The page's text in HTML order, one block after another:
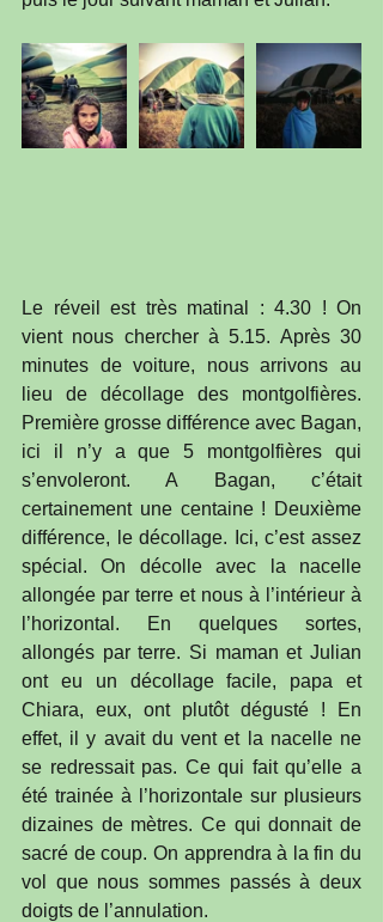
Le réveil est très matinal : 4.30 ! On
vient nous chercher à 5.15. Après 30
minutes de voiture, nous arrivons au
lieu de décollage des montgolfières.
Première grosse différence avec Bagan,
ici il n’y a que 5 montgolfières qui
s’envoleront. A Bagan, c’était
certainement une centaine ! Deuxième
différence, le décollage. Ici, c’est assez
spécial. On décolle avec la nacelle
allongée par terre et nous à l’intérieur à
l’horizontal. En quelques sortes,
allongés par terre. Si maman et Julian
ont eu un décollage facile, papa et
Chiara, eux, ont plutôt dégusté ! En
effet, il y avait du vent et la nacelle ne
se redressait pas. Ce qui fait qu’elle a
été trainée à l’horizontale sur plusieurs
dizaines de mètres. Ce qui donnait de
sacré de coup. On apprendra à la fin du
vol que nous sommes passés à deux
doigts de l’annulation.